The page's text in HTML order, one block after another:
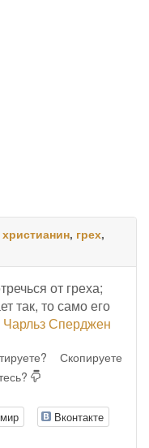
христианин, грех,
от греха;
так, то само его
Чарльз Сперджен
Скопируете
Вконтакте